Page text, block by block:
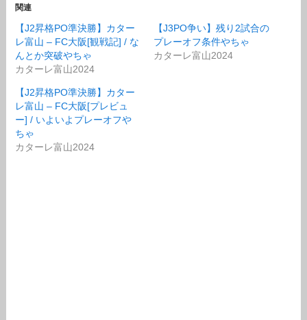
関連
【J2昇格PO準決勝】カター
レ富山 – FC大阪[観戦記] / な
んとか突破やちゃ
カターレ富山2024
【J3PO争い】残り2試合の
プレーオフ条件やちゃ
カターレ富山2024
【J2昇格PO準決勝】カター
レ富山 – FC大阪[プレビュ
ー] / いよいよプレーオフや
ちゃ
カターレ富山2024